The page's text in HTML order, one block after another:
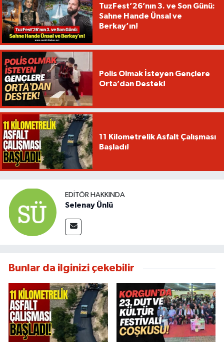
TuzFest’26’nın 3. ve Son Günü:
Sahne Hande Ünsal ve
Berkay’ın!
Polis Olmak İsteyen Gençlere
Orta’dan Destek!
11 Kilometrelik Asfalt Çalışması
Başladı!
EDITÖR HAKKINDA
Selenay Ünlü
Bunlar da ilginizi çekebilir